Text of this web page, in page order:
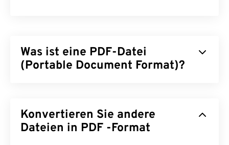
Was ist eine PDF-Datei
(Portable Document Format)?
von Textdokumenten als auch von Grafiken vereint
und damit zu den am häufigsten verwendeten
Konvertieren Sie andere
Dateien in PDF -Format